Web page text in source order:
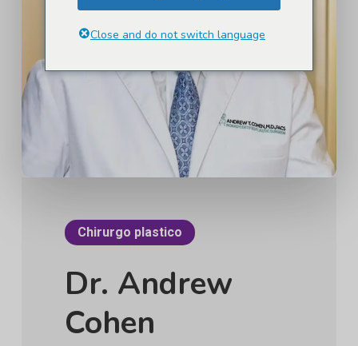
Chirurgo plastico
Dr. Andrew
Cohen
Close and do not switch language